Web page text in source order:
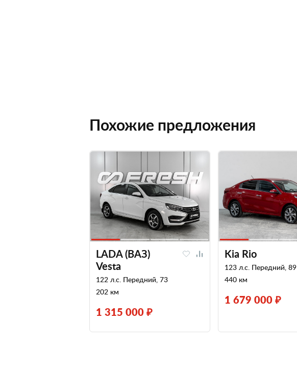
Похожие предложения
LADA (ВАЗ)
Vesta
122 л.с. Передний, 73
202 км
1 315 000 ₽
Kia Rio
123 л.с. Передний, 89
440 км
1 679 000 ₽